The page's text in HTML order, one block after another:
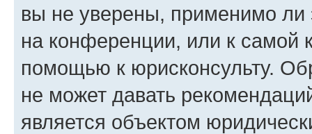
вы не уверены, применимо ли
на конференции, или к самой
помощью к юрисконсульту.
не может давать
является объектом